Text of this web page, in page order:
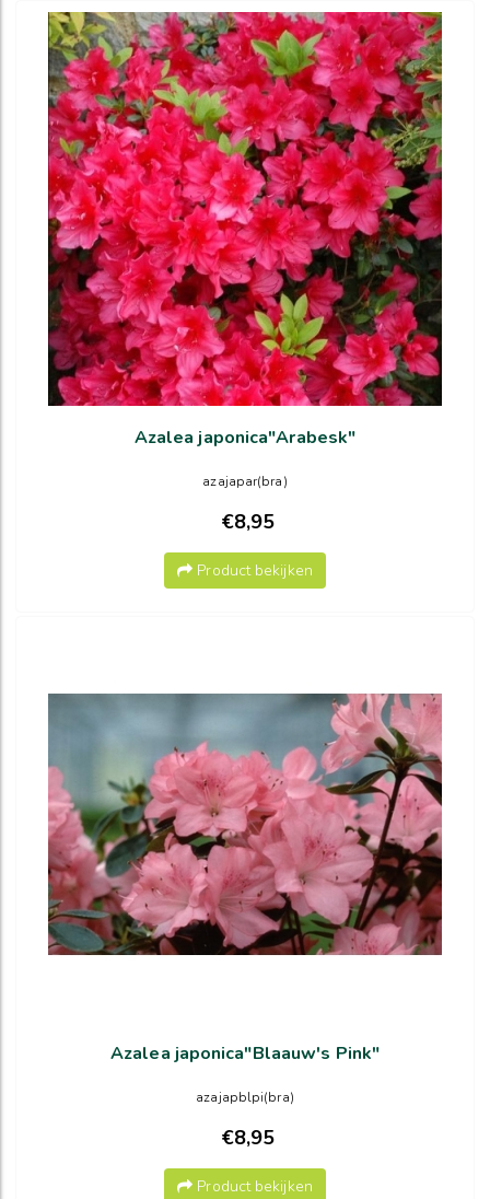
Azalea japonica"Arabesk"
azajapar(bra)
€8,95
Product bekijken
Azalea japonica"Blaauw's Pink"
azajapblpi(bra)
€8,95
Product bekijken